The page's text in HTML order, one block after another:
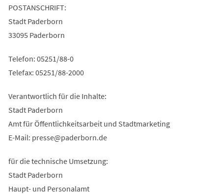
POSTANSCHRIFT:
Stadt Paderborn
33095 Paderborn
Telefon: 05251/88-0
Telefax: 05251/88-2000
Verantwortlich für die Inhalte:
Stadt Paderborn
Amt für Öffentlichkeitsarbeit und Stadtmarketing
E-Mail: presse paderborn de
für die technische Umsetzung:
Stadt Paderborn
Haupt- und Personalamt